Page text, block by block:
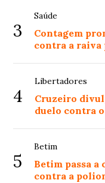
3
Saúde
Contagem
contra a raiva
4
Libertadores
Cruzeiro
duelo contra
5
Betim
Betim passa a
contra a